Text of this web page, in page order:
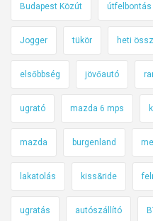
Budapest Közút útfelbontás
Jogger tükör heti
elsőbbség jövőautó
ugrató mazda 6 mps
mazda burgenland
lakatolás kiss&ride
ugratás autószállító